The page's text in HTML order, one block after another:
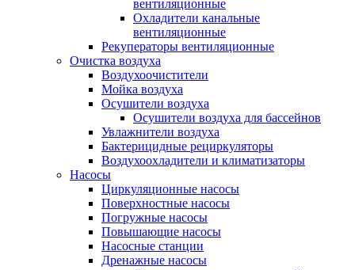
вентиляционные
Охладители канальные
вентиляционные
Рекуператоры вентиляционные
Очистка воздуха
Воздухоочистители
Мойка воздуха
Осушители воздуха
Осушители воздуха для бассейнов
Увлажнители воздуха
Бактерицидные рециркуляторы
Воздухоохладители и климатизаторы
Насосы
Циркуляционные насосы
Поверхностные насосы
Погружные насосы
Повышающие насосы
Насосные станции
Дренажные насосы